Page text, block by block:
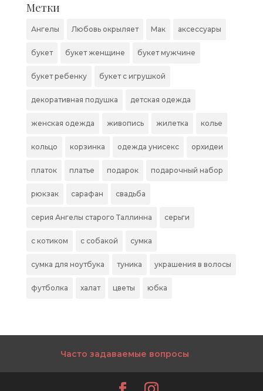
Метки
Ангелы Любовь окрыляет Мак аксессуары
букет букет женщине букет мужчине
букет ребенку букет с игрушкой
декоративная подушка детская одежда
женская одежда живопись жилетка колье
кольцо корзинка одежда унисекс орхидеи
платок платье подарок подарочный набор
рюкзак сарафан свадьба
серия Ангелы старого Таллинна серьги
с котиком с собакой сумка
сумка для ноутбука туника украшения в волосы
футболка халат цветы юбка
Часто задаваемые вопросы